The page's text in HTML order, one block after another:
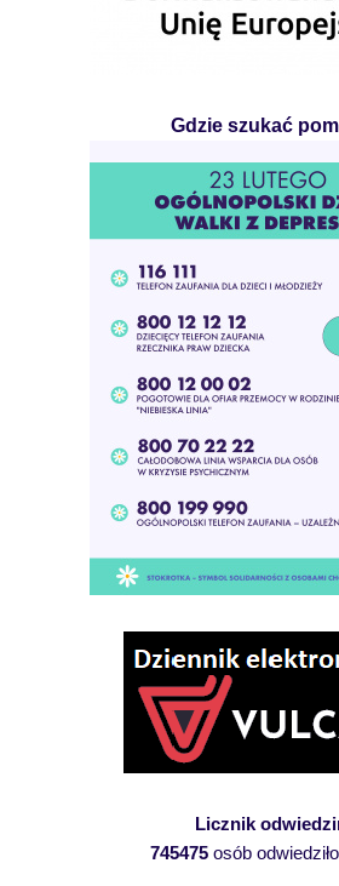
Gdzie szukać
Licznik
745475osób